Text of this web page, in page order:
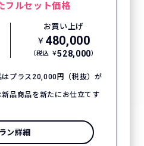
フルセット価格
お買い上げ
￥ 480,000
（税込 ￥528,000）
プラス20,000円（税抜）が
品商品を新たにお仕立てす
ン詳細